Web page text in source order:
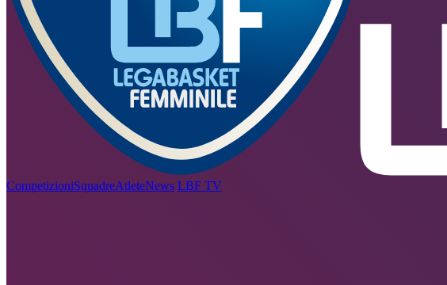
CompetizioniSquadreAtleteNews LBF TV